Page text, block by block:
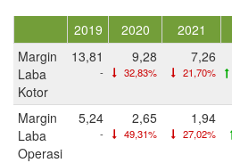
2019 2020 2021
Margin
Laba
Kotor
13,81
-
9,28
32,83%
7,26
21,70%
Margin
Laba
Operasi
5,24
-
2,65
49,31%
1,94
27,02%